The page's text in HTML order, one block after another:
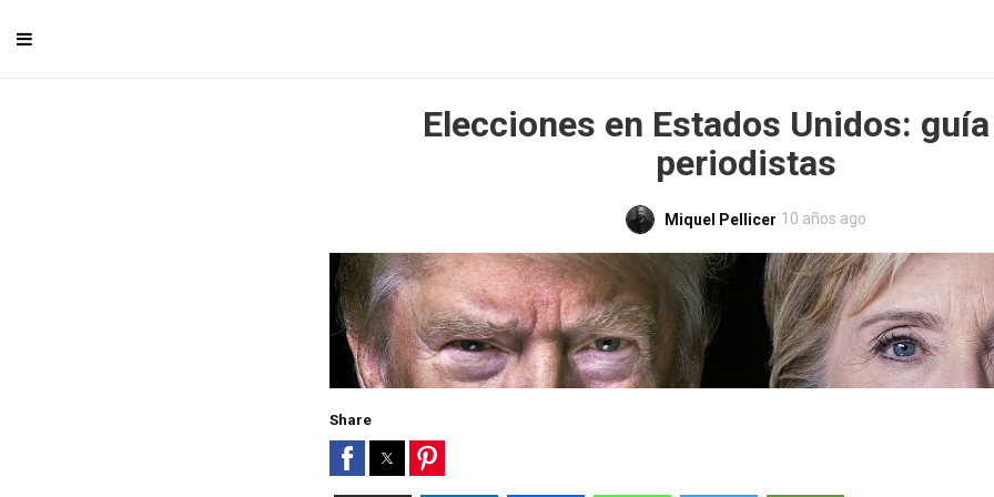
Elecciones en Estados Unidos:
periodistas
Miquel Pellicer 10 años ago
Share